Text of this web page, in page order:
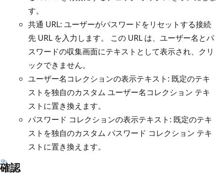
す。
共通 URL: ユーザーがパスワードをリセットする接続
先 URL を入力します。 この URL は、ユーザー名とパ
スワードの収集画面にテキストとして表示され、クリ
ックできません。
ユーザー名コレクションの表示テキスト: 既定のテキ
ストを独自のカスタム ユーザー名コレクション テキ
ストに置き換えます。
パスワード コレクションの表示テキスト: 既定のテキ
ストを独自のカスタム パスワード コレクション テキ
ストに置き換えます。
確認